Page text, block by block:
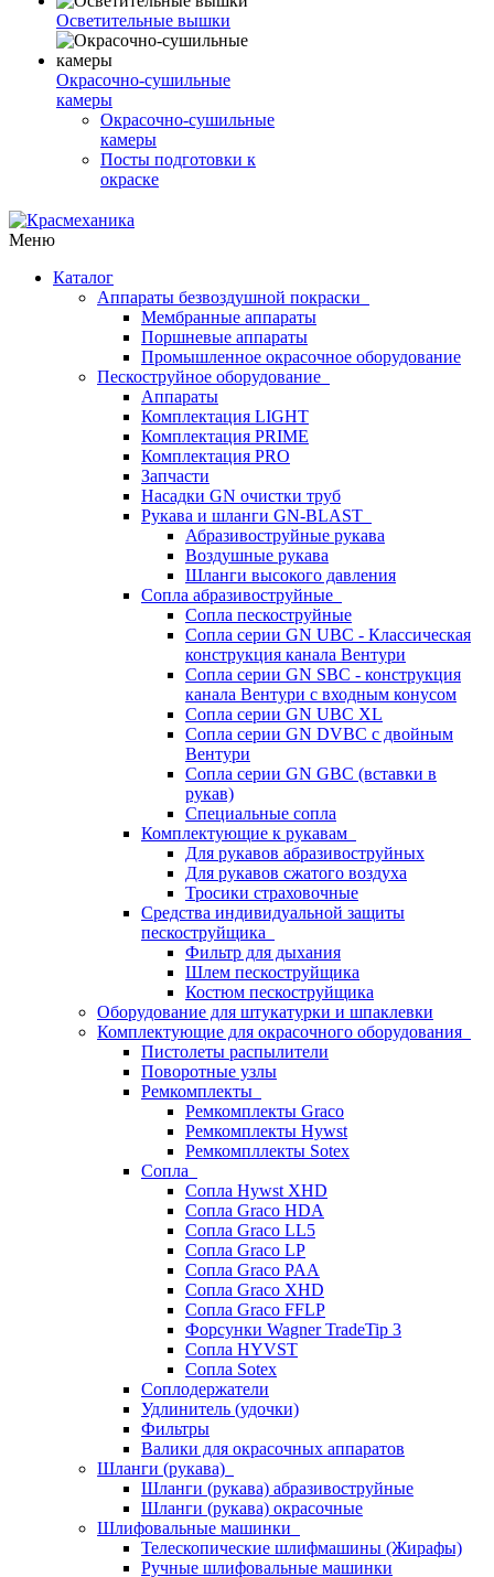
Осветительные вышки
Окрасочно-сушильные
камеры
Окрасочно-сушильные
камеры
Посты подготовки к
окраске
Меню
Каталог
Аппараты безвоздушной покраски
Мембранные аппараты
Поршневые аппараты
Промышленное окрасочное оборудование
Пескоструйное оборудование
Аппараты
Комплектация LIGHT
Комплектация PRIME
Комплектация PRO
Запчасти
Насадки GN очистки труб
Рукава и шланги GN-BLAST
Абразивоструйные рукава
Воздушные рукава
Шланги высокого давления
Сопла абразивоструйные
Сопла пескоструйные
Сопла серии GN UBC - Классическая
конструкция канала Вентури
Сопла серии GN SBC - конструкция
канала Вентури c входным конусом
Сопла серии GN UBC XL
Сопла серии GN DVBC с двойным
Вентури
Сопла серии GN GBC (вставки в
рукав)
Специальные сопла
Комплектующие к рукавам
Для рукавов абразивоструйных
Для рукавов сжатого воздуха
Тросики страховочные
Средства индивидуальной защиты
пескоструйщика
Фильтр для дыхания
Шлем пескоструйщика
Костюм пескоструйщика
Оборудование для штукатурки и шпаклевки
Комплектующие для окрасочного оборудования
Пистолеты распылители
Поворотные узлы
Ремкомплекты
Ремкомплекты Graco
Ремкомплекты Hywst
Ремкомпллекты Sotex
Сопла
Сопла Hywst XHD
Сопла Graco HDA
Сопла Graco LL5
Сопла Graco LP
Сопла Graco PAA
Сопла Graco XHD
Сопла Graco FFLP
Форсунки Wagner TradeTip 3
Сопла HYVST
Сопла Sotex
Соплодержатели
Удлинитель (удочки)
Фильтры
Валики для окрасочных аппаратов
Шланги (рукава)
Шланги (рукава) абразивоструйные
Шланги (рукава) окрасочные
Шлифовальные машинки
Телескопические шлифмашины (Жирафы)
Ручные шлифовальные машинки